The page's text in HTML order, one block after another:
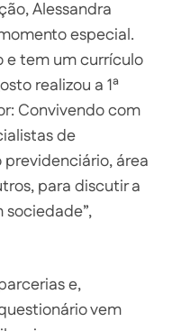
Alessandra
especial.
e tem um currículo
realizou a 1ª
Convivendo com
de
área
para discutir a
sociedade”,
e,
vem